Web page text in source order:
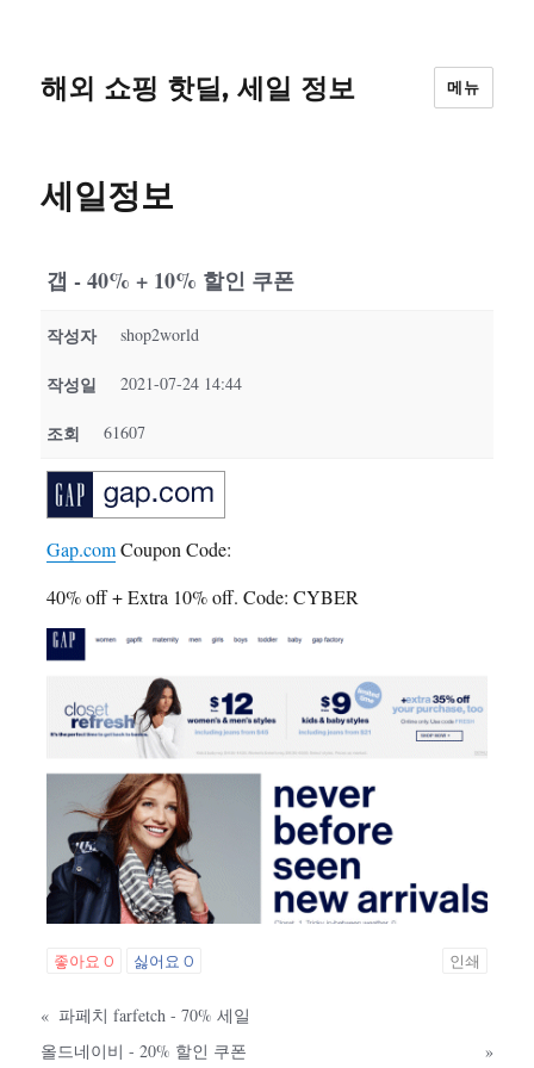
해외 쇼핑 핫딜, 세일 정보 메뉴
세일정보
갭 - 40% + 10% 할인 쿠폰
작성자 shop2world
작성일 2021-07-24 14:44
조회 61607
Gap.comCoupon Code:
40% off + Extra 10% off. Code: CYBER
좋아요0 싫어요0 인쇄
« 파페치 farfetch - 70% 세일
올드네이비 - 20% 할인 쿠폰
»